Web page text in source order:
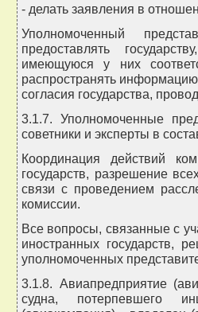
- делать заявления в
Уполномоченный
предоставлять
имеющуюся у них
распространять
согласия государства,
3.1.7. Уполномоченные
советники и эксперты в
Координация действий
государств, разрешение
связи с проведением
комиссии.
Все вопросы, связанные с
иностранных государств,
уполномоченных
3.1.8. Авиапредприятие
судна, потерпевшего